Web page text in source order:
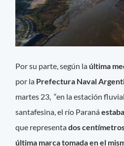
Por su parte, según la última
por la Prefectura Naval
martes 23, “en la estación
santafesina, el río Paraná
que representados
última marca tomada en el